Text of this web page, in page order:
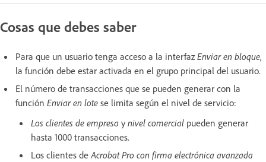
Cosas que debes saber
Para que un usuario tenga acceso a la interfazEnviar en bloque,
la función debe estar activada en el grupo principal del usuario.
El número de transacciones que se pueden generar con la
función Enviar en lote se limita según el nivel de servicio:
Los clientes de empresa y nivel comercial pueden generar
hasta 1000 transacciones.
Los clientes deAcrobat Pro con firma electrónica avanzada